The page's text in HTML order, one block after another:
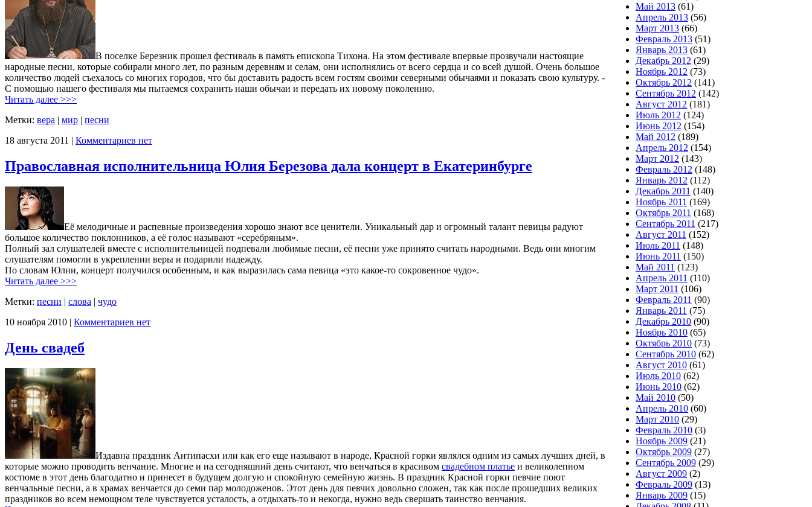
В поселке Березник прошел фестиваль в память епископа Тихона. На этом фестивале впервые прозвучали настоящие
народные песни, которые собирали много лет, по разным деревням и селам, они исполнялись от всего сердца и со всей душой. Очень большое
количество людей съехалось со многих городов, что бы доставить радость всем гостям своими северными обычаями и показать свою культуру. -
С помощью нашего фестиваля мы пытаемся сохранить наши обычаи и передать их новому поколению.
Читать далее >>>
Метки: вера | мир | песни
18 августа 2011 | Комментариев нет
Православная исполнительница Юлия Березова дала концерт в Екатеринбурге
Её мелодичные и распевные произведения хорошо знают все ценители. Уникальный дар и огромный талант певицы радуют
большое количество поклонников, а её голос называют «серебряным».
Полный зал слушателей вместе с исполнительницей подпевали любимые песни, её песни уже принято считать народными. Ведь они многим
слушателям помогли в укреплении веры и подарили надежду.
По словам Юлии, концерт получился особенным, и как выразилась сама певица «это какое-то сокровенное чудо».
Читать далее >>>
Метки: песни | слова | чудо
10 ноября 2010 | Комментариев нет
День свадеб
Издавна праздник Антипасхи или как его еще называют в народе, Красной горки являлся одним из самых лучших дней, в
которые можно проводить венчание. Многие и на сегодняшний день считают, что венчаться в красивом свадебном платье и великолепном
костюме в этот день благодатно и принесет в будущем долгую и спокойную семейную жизнь. В праздник Красной горки певчие поют
венчальные песни, а в храмах венчается до семи пар молодоженов. Этот день для певчих довольно сложен, так как после прошедших великих
праздников во всем немощном теле чувствуется усталость, а отдыхать-то и некогда, нужно ведь свершать таинство венчания.
Май 2013 (61)
Апрель 2013 (56)
Март 2013 (66)
Февраль 2013 (51)
Январь 2013 (61)
Декабрь 2012 (29)
Ноябрь 2012 (73)
Октябрь 2012 (141)
Сентябрь 2012 (142)
Август 2012 (181)
Июль 2012 (124)
Июнь 2012 (154)
Май 2012 (189)
Апрель 2012 (154)
Март 2012 (143)
Февраль 2012 (148)
Январь 2012 (112)
Декабрь 2011 (140)
Ноябрь 2011 (169)
Октябрь 2011 (168)
Сентябрь 2011 (217)
Август 2011 (152)
Июль 2011 (148)
Июнь 2011 (150)
Май 2011 (123)
Апрель 2011 (110)
Март 2011 (106)
Февраль 2011 (90)
Январь 2011 (75)
Декабрь 2010 (90)
Ноябрь 2010 (65)
Октябрь 2010 (73)
Сентябрь 2010 (62)
Август 2010 (61)
Июль 2010 (62)
Июнь 2010 (62)
Май 2010 (50)
Апрель 2010 (60)
Март 2010 (29)
Февраль 2010 (3)
Ноябрь 2009 (21)
Октябрь 2009 (27)
Сентябрь 2009 (29)
Август 2009 (2)
Февраль 2009 (13)
Январь 2009 (15)